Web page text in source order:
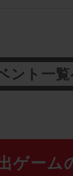
ント一
ゲーム